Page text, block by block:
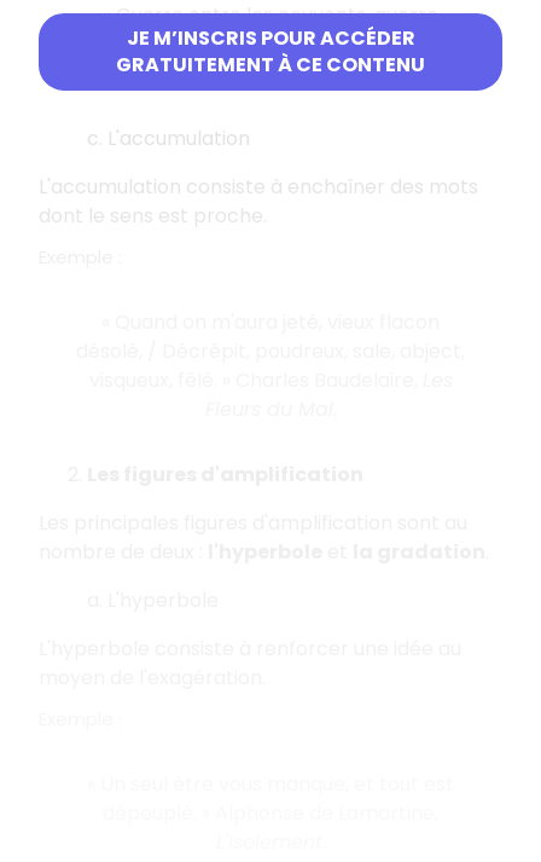
JE M’INSCRIS POUR ACCÉDER
GRATUITEMENT À CE CONTENU
« Guerre entre les couvents, guerre
entre les provinces. » Victor Hugo,
Blas.
c. L'accumulation
L'accumulation consiste à enchaîner des mots
dont le sens est proche.